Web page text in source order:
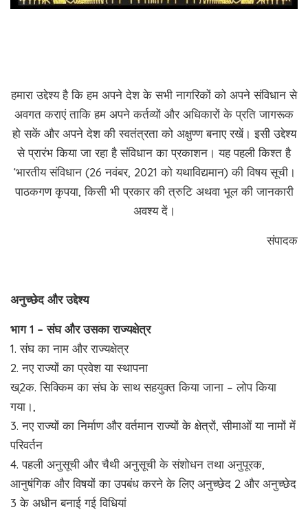
हमारा उद्देश्य है कि हम अपने देश के सभी नागरिकों को अपने संविधान से
अवगत कराएं ताकि हम अपने कर्तव्यों और अधिकारों के प्रति जागरूक
हो सकें और अपने देश की स्वतंत्रता को अक्षुण्ण बनाए रखें। इसी उद्देश्य
से प्रारंभ किया जा रहा है संविधान का प्रकाशन। यह पहली किश्त है
‘भारतीय संविधान (26 नवंबर, 2021 को यथाविद्यमान) की विषय सूची।
पाठकगण कृपया, किसी भी प्रकार की त्रुटि अथवा भूल की जानकारी
अवश्य दें।
संपादक
अनुच्छेद और उद्देश्य
भाग 1 – संघ और उसका राज्यक्षेत्र
1. संघ का नाम और राज्यक्षेत्र
2. नए राज्यों का प्रवेश या स्थापना
ख्2क. सिक्किम का संघ के साथ सहयुक्त किया जाना – लोप किया
गया।,
3. नए राज्यों का निर्माण और वर्तमान राज्यों के क्षेत्रों, सीमाओं या नामों में
परिवर्तन
4. पहली अनुसूची और चैथी अनुसूची के संशोधन तथा अनुपूरक,
आनुषंगिक और विषयों का उपबंध करने के लिए अनुच्छेद 2 और अनुच्छेद
3 के अधीन बनाई गई विधियां